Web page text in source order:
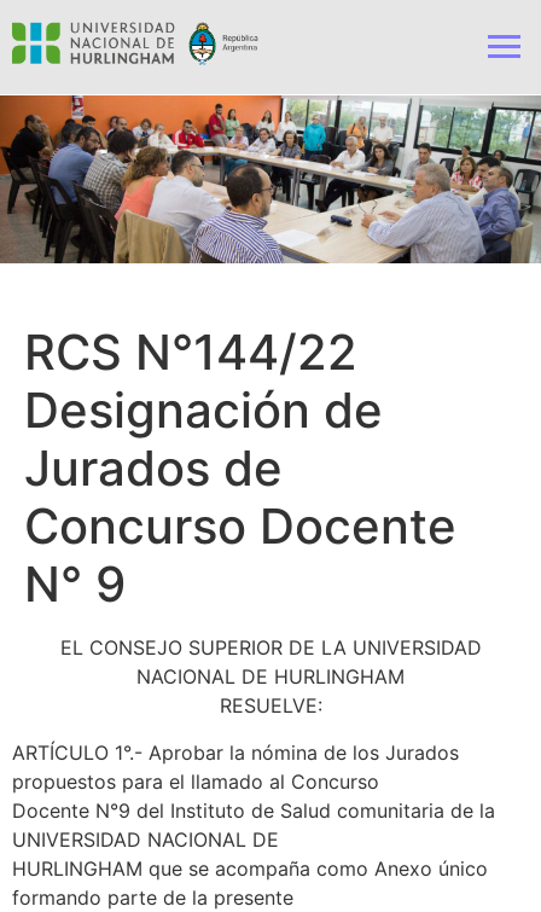
RCS N°144/22
Designación de
Jurados de
Concurso Docente
N° 9
EL CONSEJO SUPERIOR DE LA UNIVERSIDAD
NACIONAL DE HURLINGHAM
RESUELVE:
ARTÍCULO 1°.- Aprobar la nómina de los Jurados
propuestos para el llamado al Concurso
Docente N°9 del Instituto de Salud comunitaria de la
UNIVERSIDAD NACIONAL DE
HURLINGHAM que se acompaña como Anexo único
formando parte de la presente